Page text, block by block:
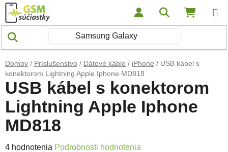
Prejsť na obsah Hľadať
Domov / Príslušenstvo / Dátové káble / iPhone / USB kábel s
konektorom Lightning Apple Iphone MD818
USB kábel s konektorom
Lightning Apple Iphone
MD818
Priemerné hodnotenie produktu je 5,0 z 5 hviezdičiek.
4 hodnotenia Podrobnosti hodnotenia